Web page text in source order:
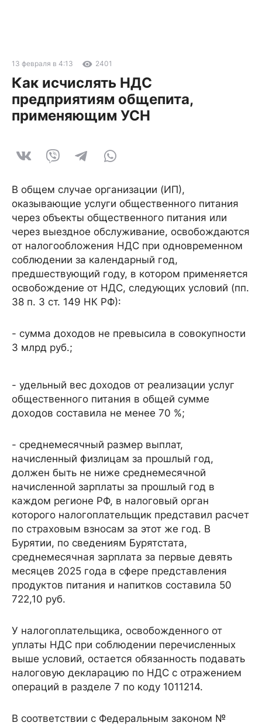
13 февраля в 4:13 2401
Как исчислять НДС
предприятиям общепита,
применяющим УСН
В общем случае организации (ИП),
оказывающие услуги общественного питания
через объекты общественного питания или
через выездное обслуживание, освобождаются
от налогообложения НДС при одновременном
соблюдении за календарный год,
предшествующий году, в котором применяется
освобождение от НДС, следующих условий (пп.
38 п. 3 ст. 149 НК РФ):
- сумма доходов не превысила в совокупности
3 млрд руб.;
- удельный вес доходов от реализации услуг
общественного питания в общей сумме
доходов составила не менее 70 %;
- среднемесячный размер выплат,
начисленный физлицам за прошлый год,
должен быть не ниже среднемесячной
начисленной зарплаты за прошлый год в
каждом регионе РФ, в налоговый орган
которого налогоплательщик представил расчет
по страховым взносам за этот же год. В
Бурятии, по сведениям Бурятстата,
среднемесячная зарплата за первые девять
месяцев 2025 года в сфере представления
продуктов питания и напитков составила 50
722,10 руб.
У налогоплательщика, освобожденного от
уплаты НДС при соблюдении перечисленных
выше условий, остается обязанность подавать
налоговую декларацию по НДС с отражением
операций в разделе 7 по коду 1011214.
В соответствии с Федеральным законом №